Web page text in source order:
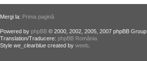
Mergi la: Prima pagină
Powered by phpBB © 2000, 2002, 2005, 2007 phpBB Group.
Translation/Traducere: phpBB România
Style we_clearblue created by weeb